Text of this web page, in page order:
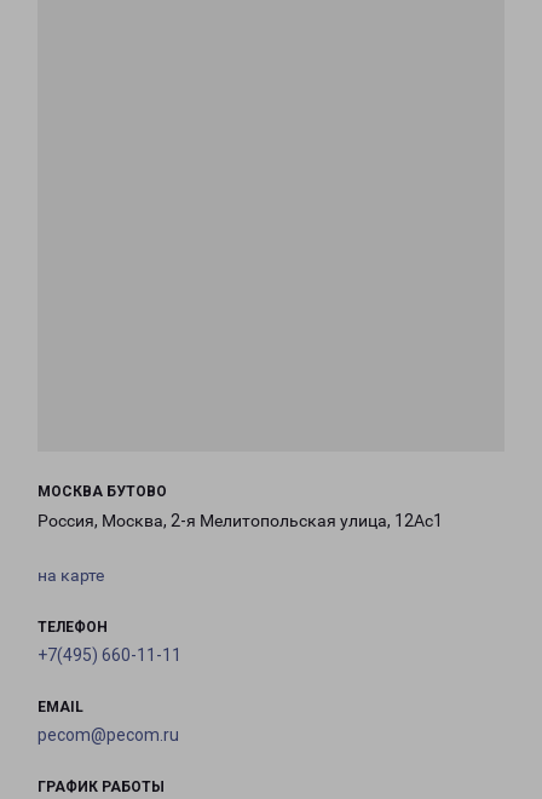
МОСКВА БУТОВО
Россия, Москва, 2-я Мелитопольская улица, 12Ас1
на карте
ТЕЛЕФОН
+7(495) 660-11-11
EMAIL
pecom@pecom.ru
ГРАФИК РАБОТЫ